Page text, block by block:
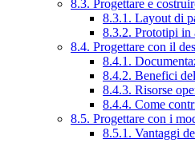
8.3. Progettare e
8.3.1. Layout di
8.3.2. Prototipi in
8.4. Progettare con il
8.4.1.
8.4.2. Benefici
8.4.3. Risorse
8.4.4. Come
8.5. Progettare con i
8.5.1. Vantaggi